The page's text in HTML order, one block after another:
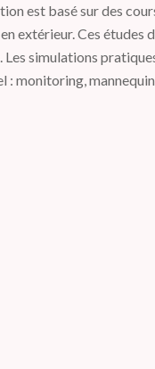
est basé sur des
extérieur. Ces études
Les simulations
: monitoring,